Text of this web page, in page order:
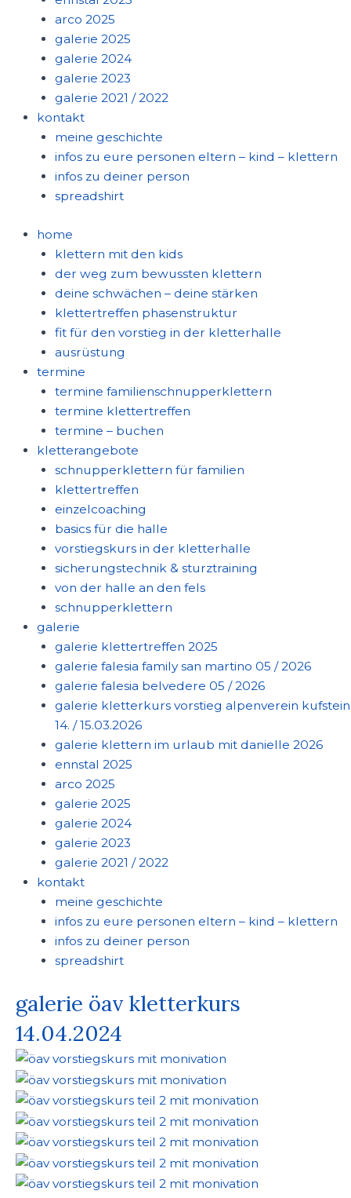
arco 2025
galerie 2025
galerie 2024
galerie 2023
galerie 2021 / 2022
kontakt
meine geschichte
infos zu eure personen eltern – kind – klettern
infos zu deiner person
spreadshirt
home
klettern mit den kids
der weg zum bewussten klettern
deine schwächen – deine stärken
klettertreffen phasenstruktur
fit für den vorstieg in der kletterhalle
ausrüstung
termine
termine familienschnupperklettern
termine klettertreffen
termine – buchen
kletterangebote
schnupperklettern für familien
klettertreffen
einzelcoaching
basics für die halle
vorstiegskurs in der kletterhalle
sicherungstechnik & sturztraining
von der halle an den fels
schnupperklettern
galerie
galerie klettertreffen 2025
galerie falesia family san martino 05 / 2026
galerie falesia belvedere 05 / 2026
galerie kletterkurs vorstieg alpenverein kufstein
14. / 15.03.2026
galerie klettern im urlaub mit danielle 2026
ennstal 2025
arco 2025
galerie 2025
galerie 2024
galerie 2023
galerie 2021 / 2022
kontakt
meine geschichte
infos zu eure personen eltern – kind – klettern
infos zu deiner person
spreadshirt
galerie öav kletterkurs
14.04.2024